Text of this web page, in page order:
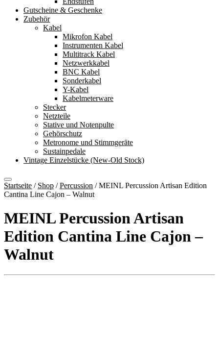
Gutscheine & Geschenke
Zubehör
Kabel
Mikrofon Kabel
Instrumenten Kabel
Multitrack Kabel
Netzwerkkabel
BNC Kabel
Sonderkabel
Y-Kabel
Kabelmeterware
Stecker
Netzteile
Stative und Notenpulte
Gehörschutz
Metronome und Stimmgeräte
Sustainpedale
Vintage Einzelstücke (New-Old Stock)
Startseite / Shop /Percussion /MEINL Percussion Artisan Edition
Cantina Line Cajon – Walnut
MEINL Percussion Artisan
Edition Cantina Line Cajon –
Walnut